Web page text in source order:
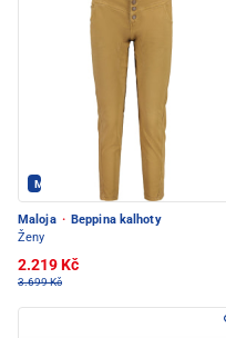
Maloja - PEC POD SNĚŽKOU
Maloja · Beppina kalhoty
Ženy
2.219 Kč
3.699 Kč